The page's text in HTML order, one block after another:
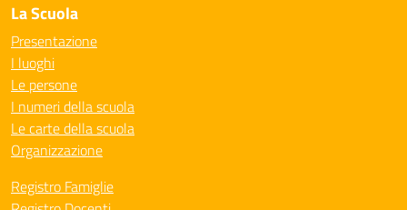
La Scuola
Presentazione
I luoghi
Le persone
I numeri della scuola
Le carte della scuola
Organizzazione
Registro Famiglie